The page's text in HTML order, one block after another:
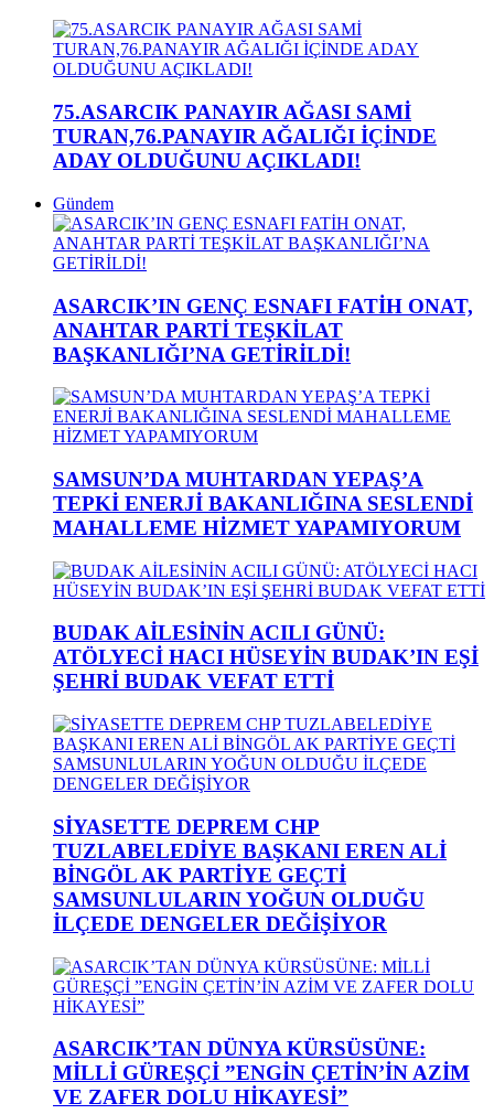
75.ASARCIK PANAYIR AĞASI SAMİ
TURAN,76.PANAYIR AĞALIĞI İÇİNDE
ADAY OLDUĞUNU AÇIKLADI!
Gündem
ASARCIK’IN GENÇ ESNAFI FATİH ONAT,
ANAHTAR PARTİ TEŞKİLAT
BAŞKANLIĞI’NA GETİRİLDİ!
SAMSUN’DA MUHTARDAN YEPAŞ’A
TEPKİ ENERJİ BAKANLIĞINA SESLENDİ
MAHALLEME HİZMET YAPAMIYORUM
BUDAK AİLESİNİN ACILI GÜNÜ:
ATÖLYECİ HACI HÜSEYİN BUDAK’IN EŞİ
ŞEHRİ BUDAK VEFAT ETTİ
SİYASETTE DEPREM CHP
TUZLABELEDİYE BAŞKANI EREN ALİ
BİNGÖL AK PARTİYE GEÇTİ
SAMSUNLULARIN YOĞUN OLDUĞU
İLÇEDE DENGELER DEĞİŞİYOR
ASARCIK’TAN DÜNYA KÜRSÜSÜNE:
MİLLİ GÜREŞÇİ ”ENGİN ÇETİN’İN AZİM
VE ZAFER DOLU HİKAYESİ”